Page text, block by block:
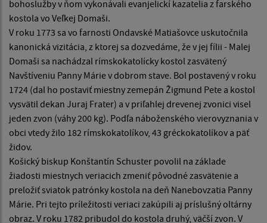
bohoslužby v ňom vykonávali evanjelickí kazatelia z farského
kostola vo Veľkej Domaši.
V roku 1773 sa vo farnosti Ondavské Matiašovce uskutočnila
kanonická vizitácia, z ktorej sa dozvedáme, že v jej fílii - Malej
Domaši sa nachádzal rímskokatolícky kostol zasvätený
Navštíveniu Panny Márie v dobrom stave. Bol postavený v roku
1724 (dal ho postaviť miestny zemepán Žigmund Pete a kostol
vysvätil dekan Juraj Frater) a v priľahlej drevenej zvonici visel
jeden zvon (váhy 200 kg). Podľa náboženského vierovyznania v
obci vtedy žilo 182 rímskokatolíkov, 43 gréckokatolíkov a päť
židov.
Košický biskup Konštantín Schuster povolil na základe
žiadosti miestnych veriacich zmeniť pôvodné zasvätenie a
preložiť sviatok patrónky kostola na deň Nanebovzatia Panny
Márie. Pri tejto príležitosti veriaci zakúpili aj príslušný oltárny
obraz. V roku 1782 pribudol do kostola druhý, väčší zvon. V